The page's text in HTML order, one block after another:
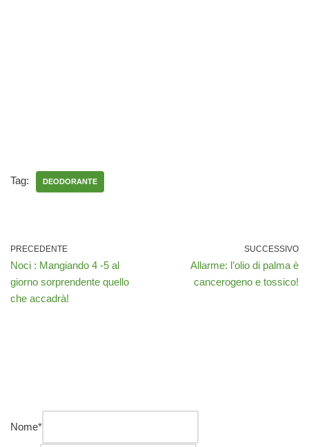
Tag: DEODORANTE
PRECEDENTE
Noci : Mangiando 4 -5 al
giorno sorprendente quello
che accadrà!
SUCCESSIVO
Allarme: l’olio di palma è
cancerogeno e tossico!
Nome*